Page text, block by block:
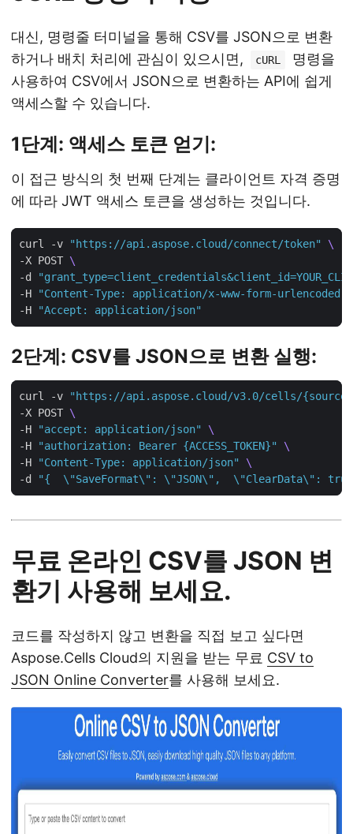
대신, 명령줄 터미널을 통해 CSV를 JSON으로 변환
하거나 배치 처리에 관심이 있으시면,
cURL
명령을
사용하여 CSV에서 JSON으로 변환하는 API에 쉽게
액세스할 수 있습니다.
1단계: 액세스 토큰 얻기:
이 접근 방식의 첫 번째 단계는 클라이언트 자격 증명
에 따라 JWT 액세스 토큰을 생성하는 것입니다.
curl -v "https://api.aspose.cloud/connect/token"
-X POST
-d
-H
"Content-Type: application/x-www-form-urlencoded"
-H
"Accept: application/json"
2단계: CSV를 JSON으로 변환 실행:
curl -v
"https://api.aspose.cloud/v3.0/cells/
-X POST
-H
"accept: application/json"
-H
"authorization: Bearer {ACCESS_TOKEN}"
-H
"Content-Type: application/json"
-d
"{  \"SaveFormat\": \"JSON\",  \"ClearData\":
무료 온라인 CSV를 JSON 변
환기 사용해 보세요.
코드를 작성하지 않고 변환을 직접 보고 싶다면
Aspose.Cells Cloud의 지원을 받는 무료 CSV to
JSON Online Converter를 사용해 보세요.